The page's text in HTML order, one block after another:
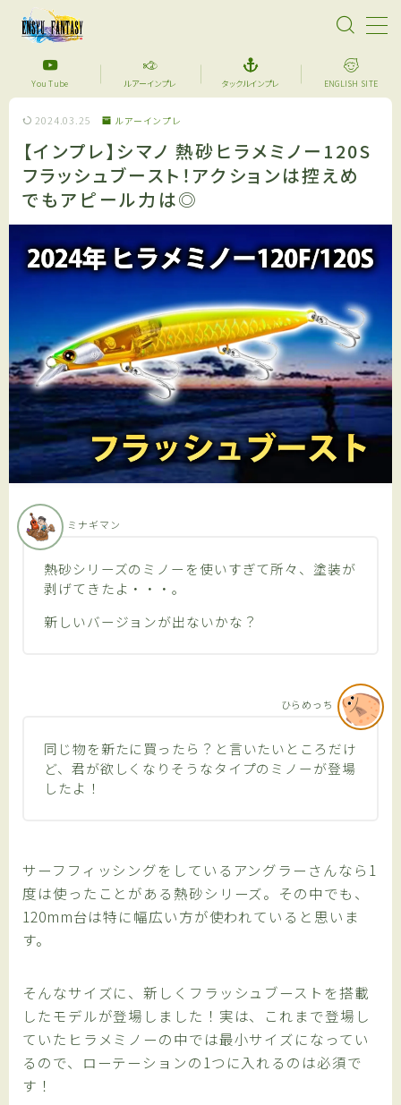
MENU
【超格安】デジタル魚拓始めました！あなたのメモリ
アルフィッシュを特別な一枚に仕上げます。
サーフフィッシング
YouTube
アイテム紹介
ルアーインプレ
プライバシーポリシー
ENGLISH SITE
有料記事の決済完了ページ
You Tube ルアーインプレ タックルインプレ ENGLISH SITE
2024.03.25 ルアーインプレ
【インプレ】シマノ 熱砂ヒラメミノー120S
フラッシュブースト！アクションは控えめ
でもアピール力は◎
熱砂シリーズのミノーを使いすぎて所々、塗装が
剥げてきたよ・・・。
新しいバージョンが出ないかな？
ミナギマン
同じ物を新たに買ったら？と言いたいところだけ
ど、君が欲しくなりそうなタイプのミノーが登場
したよ！
ひらめっち
サーフフィッシングをしているアングラーさんなら1
度は使ったことがある熱砂シリーズ。その中でも、
120mm台は特に幅広い方が使われていると思いま
す。
そんなサイズに、新しくフラッシュブーストを搭載
したモデルが登場しました！実は、これまで登場し
ていたヒラメミノーの中では最小サイズになってい
るので、ローテーションの1つに入れるのは必須で
す！